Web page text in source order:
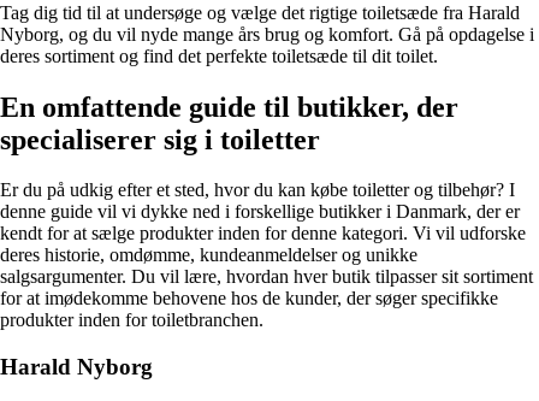
Tag dig tid til at undersøge og vælge det rigtige toiletsæde fra Harald
Nyborg, og du vil nyde mange års brug og komfort. Gå på opdagelse i
deres sortiment og find det perfekte toiletsæde til dit toilet.
En omfattende guide til butikker, der
specialiserer sig i toiletter
Er du på udkig efter et sted, hvor du kan købe toiletter og tilbehør? I
denne guide vil vi dykke ned i forskellige butikker i Danmark, der er
kendt for at sælge produkter inden for denne kategori. Vi vil udforske
deres historie, omdømme, kundeanmeldelser og unikke
salgsargumenter. Du vil lære, hvordan hver butik tilpasser sit sortiment
for at imødekomme behovene hos de kunder, der søger specifikke
produkter inden for toiletbranchen.
Harald Nyborg